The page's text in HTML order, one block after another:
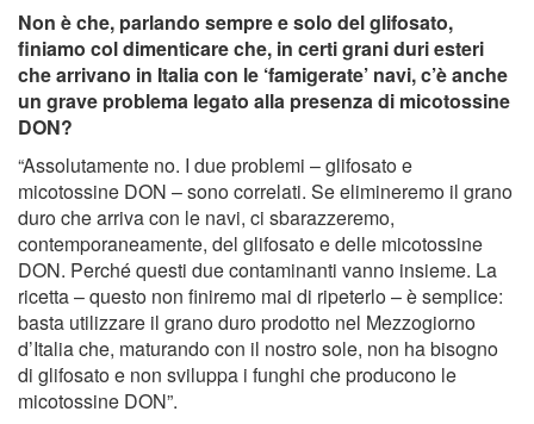
Non è che, parlando sempre e solo del glifosato,
finiamo col dimenticare che, in certi grani duri esteri
che arrivano in Italia con le ‘famigerate’ navi, c’è anche
un grave problema legato alla presenza di micotossine
DON?
“Assolutamente no. I due problemi – glifosato e
micotossine DON – sono correlati. Se elimineremo il grano
duro che arriva con le navi, ci sbarazzeremo,
contemporaneamente, del glifosato e delle micotossine
DON. Perché questi due contaminanti vanno insieme. La
ricetta – questo non finiremo mai di ripeterlo – è semplice:
basta utilizzare il grano duro prodotto nel Mezzogiorno
d’Italia che, maturando con il nostro sole, non ha bisogno
di glifosato e non sviluppa i funghi che producono le
micotossine DON”.